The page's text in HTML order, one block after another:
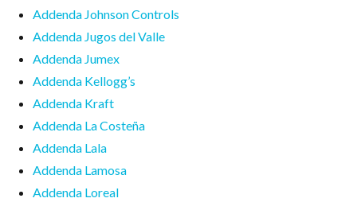
Addenda Johnson Controls
Addenda Jugos del Valle
Addenda Jumex
Addenda Kellogg’s
Addenda Kraft
Addenda La Costeña
Addenda Lala
Addenda Lamosa
Addenda Loreal